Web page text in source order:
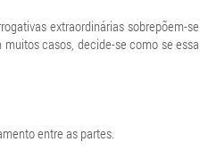
extraordinárias sobrepõem-se
casos, decide-se como se essa
entre as partes.